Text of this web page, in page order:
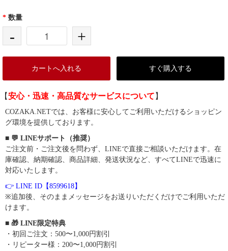
* 数量
- +
カートへ入れる すぐ購入する
【安心・迅速・高品質なサービスについて 】
COZAKA.NETでは、お客様に安心してご利用いただけるショッピン
グ環境を提供しております。
■ 💬 LINEサポート（推奨）
ご注文前・ご注文後を問わず、LINEで直接ご相談いただけます。在
庫確認、納期確認、商品詳細、発送状況など、すべてLINEで迅速に
対応いたします。
👉 LINE ID【8599618】
※追加後、そのままメッセージをお送りいただくだけでご利用いただ
けます。
■ 🎁 LINE限定特典
・初回ご注文：500〜1,000円割引
・リピーター様：200〜1,000円割引